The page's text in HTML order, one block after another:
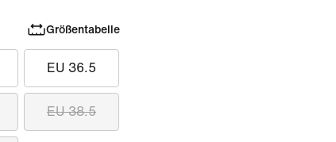
Größentabelle
EU 36.5
EU 38.5